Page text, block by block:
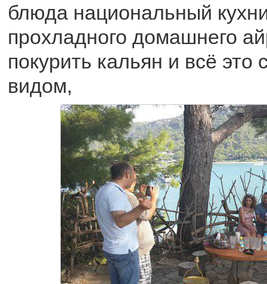
блюда национальный
прохладного домашнего
покурить кальян и всё
видом,